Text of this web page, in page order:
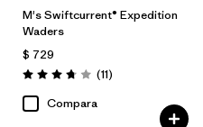
M's Swiftcurrent® Expedition
Waders
$ 729
Valoración: 3.7 / 5
(11Comentarios
)
Compara